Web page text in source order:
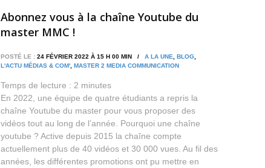
Abonnez vous à la chaîne Youtube du
master MMC !
POSTÉ LE : 24 FÉVRIER 2022 À 15 H 00 MIN / A LA UNE BLOG
L'ACTU MÉDIAS & COM' MASTER 2 MEDIA COMMUNICATION
Temps de lecture : 2 minutes
En 2022, une équipe de quatre étudiants a repris la
chaîne Youtube du master pour vous proposer des
vidéos tout au long de l’année. Pourquoi une chaîne
youtube ? Active depuis 2015 la chaîne compte
actuellement plus de 40 vidéos et 30 000 vues. Au fil des
années, les différentes promotions ont pu mettre en